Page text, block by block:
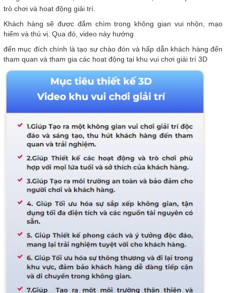
trò chơi và hoạt động giải trí.
Khách hàng sẽ được đắm chìm trong không gian vui nhộn, mạo
hiểm và thú vị. Qua đó, video này hướng
đến mục đích chính là tạo sự chào đón và hấp dẫn khách hàng đến
tham quan và tham gia các hoạt động tại khu vui chơi giải trí 3D